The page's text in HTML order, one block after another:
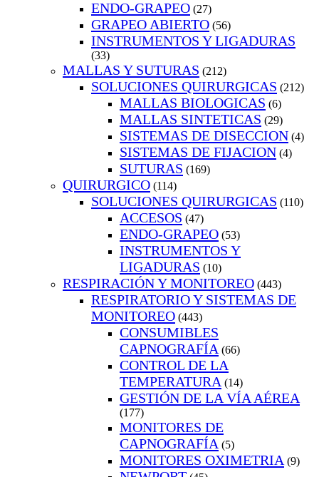
ENDO-GRAPEO (27)
GRAPEO ABIERTO (56)
INSTRUMENTOS Y LIGADURAS
(33)
MALLAS Y SUTURAS (212)
SOLUCIONES QUIRURGICAS (212)
MALLAS BIOLOGICAS (6)
MALLAS SINTETICAS (29)
SISTEMAS DE DISECCION (4)
SISTEMAS DE FIJACION (4)
SUTURAS (169)
QUIRURGICO (114)
SOLUCIONES QUIRURGICAS (110)
ACCESOS (47)
ENDO-GRAPEO (53)
INSTRUMENTOS Y
LIGADURAS (10)
RESPIRACIÓN Y MONITOREO (443)
RESPIRATORIO Y SISTEMAS DE
MONITOREO (443)
CONSUMIBLES
CAPNOGRAFÍA (66)
CONTROL DE LA
TEMPERATURA (14)
GESTIÓN DE LA VÍA AÉREA
(177)
MONITORES DE
CAPNOGRAFÍA (5)
MONITORES OXIMETRIA (9)